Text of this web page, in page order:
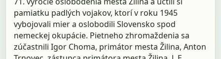
pamiatku padlých vojakov, ktorí v roku 1945
vybojovali mier a oslobodili Slovensko spod
nemeckej okupácie. Pietneho zhromaždenia sa
zúčastnili Igor Choma, primátor mesta Žilina, Anton